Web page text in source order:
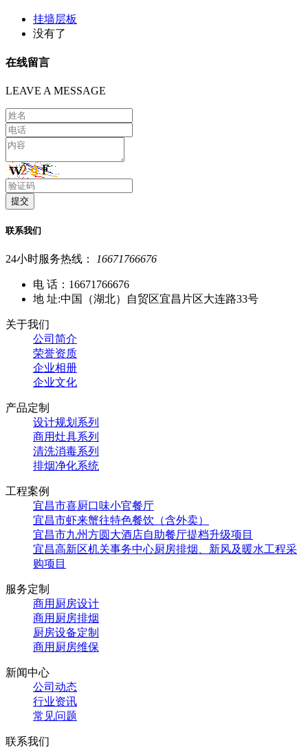
挂墙层板
没有了
在线留言
LEAVE A MESSAGE
联系我们
24小时服务热线： 16671766676
电 话：16671766676
地 址:中国（湖北）自贸区宜昌片区大连路33号
关于我们
公司简介
荣誉资质
企业相册
企业文化
产品定制
设计规划系列
商用灶具系列
清洗消毒系列
排烟净化系统
工程案例
宜昌市喜厨口味小官餐厅
宜昌市虾来蟹往特色餐饮（含外卖）
宜昌市九州方圆大酒店自助餐厅提档升级项目
宜昌高新区机关事务中心厨房排烟、新风及暖水工程采
购项目
服务定制
商用厨房设计
商用厨房排烟
厨房设备定制
商用厨房维保
新闻中心
公司动态
行业资讯
常见问题
联系我们